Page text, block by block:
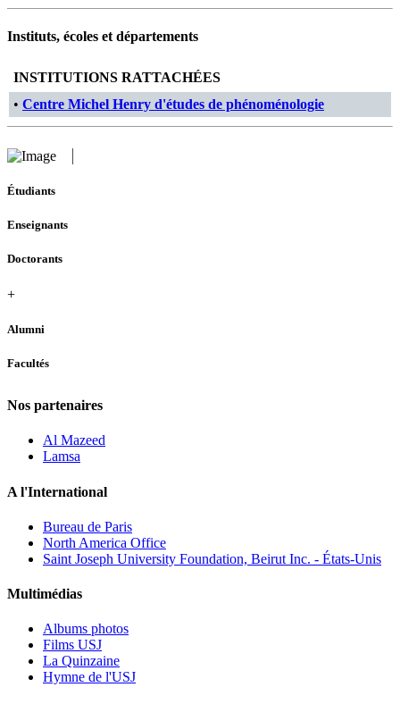
Instituts, écoles et départements
INSTITUTIONS RATTACHÉES
• Centre Michel Henry d'études de phénoménologie
Étudiants
Enseignants
Doctorants
+
Alumni
Facultés
Nos partenaires
Al Mazeed
Lamsa
A l'International
Bureau de Paris
North America Office
Saint Joseph University Foundation, Beirut Inc. - États-Unis
Multimédias
Albums photos
Films USJ
La Quinzaine
Hymne de l'USJ